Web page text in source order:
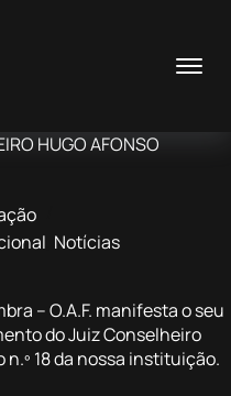
HUGO AFONSO
Notícias
– O.A.F. manifesta o seu
do Juiz Conselheiro
18 da nossa instituição.